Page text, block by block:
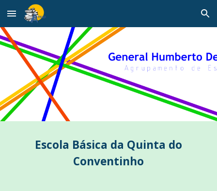
Skip to main content Skip to navigation
Escola Básica da Quinta do
Conventinho